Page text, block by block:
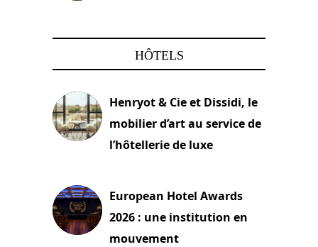
HÔTELS
Henryot & Cie et Dissidi, le
mobilier d’art au service de
l’hôtellerie de luxe
European Hotel Awards
2026 : une institution en
mouvement